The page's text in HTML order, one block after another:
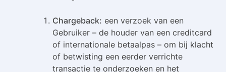
Chargeback: een verzoek van een
Gebruiker – de houder van een creditcard
of internationale betaalpas – om bij klacht
of betwisting een eerder verrichte
transactie te onderzoeken en het